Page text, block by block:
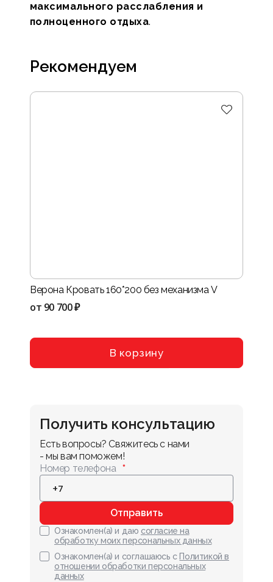
максимального расслабления и
полноценного отдыха.
Рекомендуем
Верона Кровать 160*200 без механизма V
от 90 700 ₽
В корзину
Получить консультацию
Есть вопросы? Свяжитесь с нами
- мы вам поможем!
Номер телефона
Отправить
Ознакомлен(а) и даю согласие на
обработку моих персональных данных
Ознакомлен(а) и соглашаюсь с Политикой в
отношении обработки персональных
данных